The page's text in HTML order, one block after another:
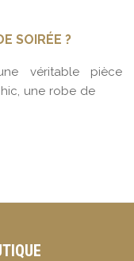
SOIRÉE ?
véritable pièce
une robe de